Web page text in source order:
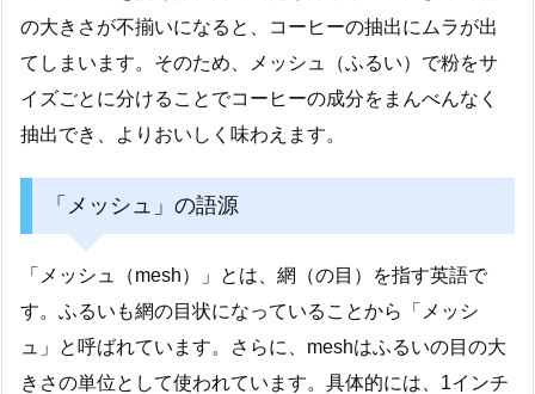
の大きさが不揃いになると、コーヒーの抽出にムラが出
てしまいます。そのため、メッシュ（ふるい）で粉をサ
イズごとに分けることでコーヒーの成分をまんべんなく
抽出でき、よりおいしく味わえます。
「メッシュ」の語源
「メッシュ（mesh）」とは、網（の目）を指す英語で
す。ふるいも網の目状になっていることから「メッシ
ュ」と呼ばれています。さらに、meshはふるいの目の大
きさの単位として使われています。具体的には、1インチ